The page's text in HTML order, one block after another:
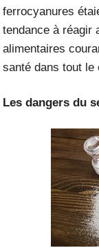
ferrocyanures
tendance à réagir
alimentaires
santé dans tout le
Les dangers du